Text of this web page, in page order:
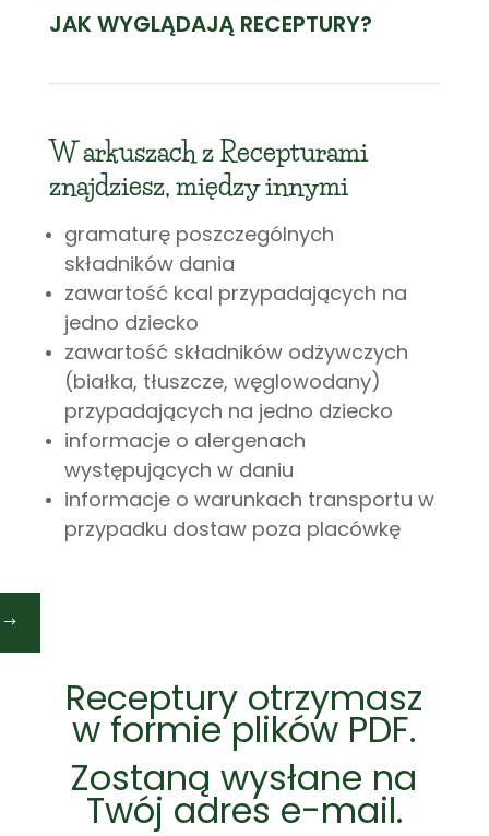
JAK WYGLĄDAJĄ RECEPTURY?
W arkuszach z Recepturami
znajdziesz, między innymi
gramaturę poszczególnych
składników dania
zawartość kcal przypadających na
jedno dziecko
zawartość składników odżywczych
(białka, tłuszcze, węglowodany)
przypadających na jedno dziecko
informacje o alergenach
występujących w daniu
informacje o warunkach transportu w
przypadku dostaw poza placówkę
Receptury otrzymasz
w formie plików PDF.
Zostaną wysłane na
Twój adres e-mail.